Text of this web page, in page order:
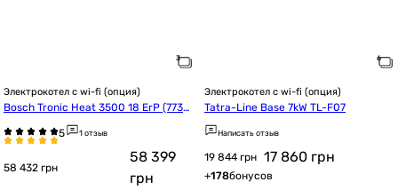
Электрокотел с wi-fi (опция)
Bosch Tronic Heat 3500 18 ErP (7738
1 отзыв
58 432 грн
58 399
грн
Электрокотел с wi-fi (опция)
Tatra-Line Base 7kW TL-F07
Написать отзыв
19 844 грн 17 860 грн
+178бонусов